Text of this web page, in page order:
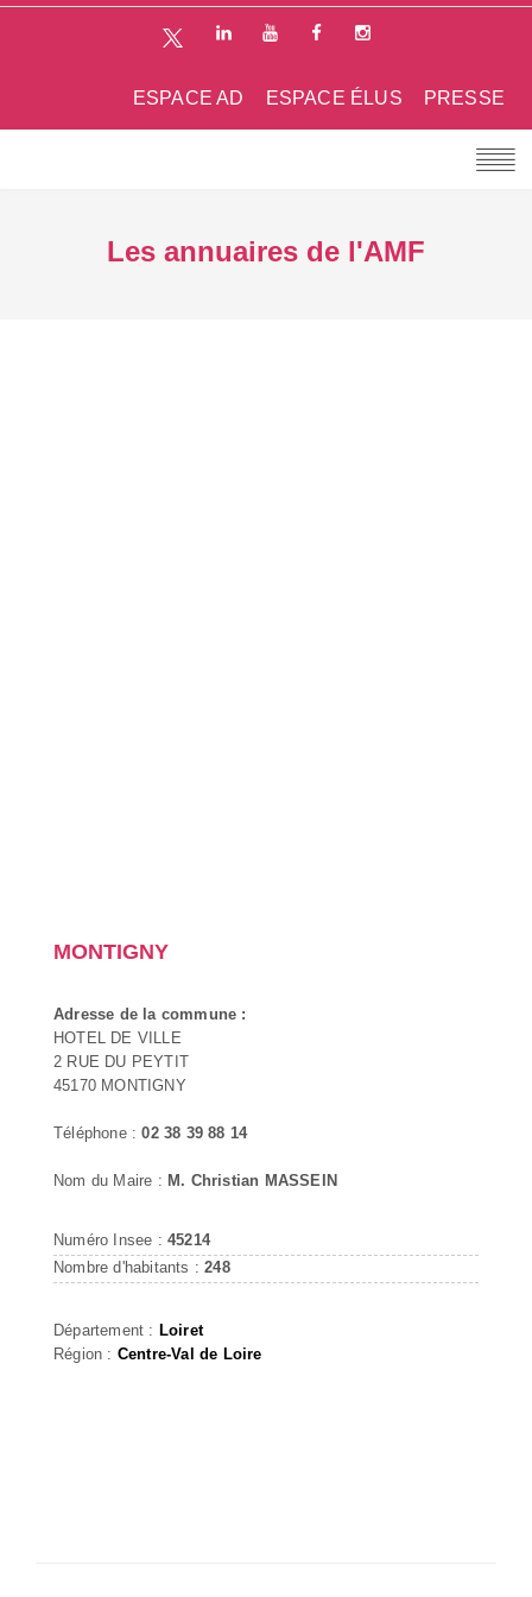
PRESSE
ESPACE ÉLUS
ESPACE AD
Les annuaires de l'AMF
MONTIGNY
Adresse de la commune :
HOTEL DE VILLE
2 RUE DU PEYTIT
45170 MONTIGNY
Téléphone :02 38 39 88 14
Nom du Maire : M. Christian MASSEIN
Numéro Insee : 45214
Nombre d'habitants :248
Département : Loiret
Région : Centre-Val de Loire